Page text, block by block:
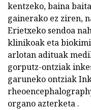
kentzeko, baina
gainerako ez ziren,
Erietxeko sendoa
klinikoak eta
arlotan adituak
gorputz-ontziak
garuneko ontziak
organo azterketa .